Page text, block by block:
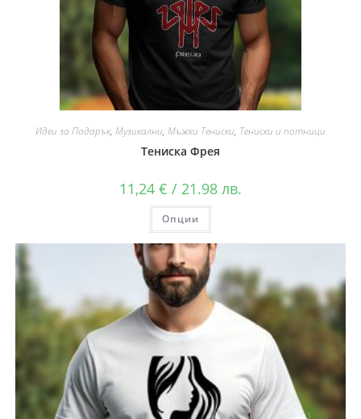
Идеи за Подарък, Музикални, Мъжки Тениски, Тениски и потници
Тениска Фрея
11,24 € / 21.98 лв.
Опции